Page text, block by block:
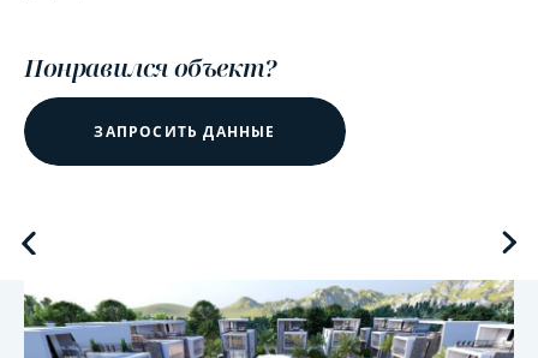
Понравился объект?
ЗАПРОСИТЬ ДАННЫЕ